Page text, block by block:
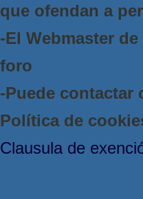
que ofendan a
-El Webmaster
foro
-Puede contactar
Política de
Clausula de